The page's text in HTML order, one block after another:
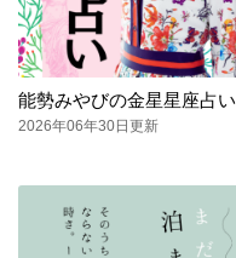
能勢みやびの金星星座占い
2026年06年30日更新